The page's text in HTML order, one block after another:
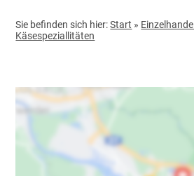
Sie befinden sich hier:Start » Einzelhandel
Käsespeziallitäten